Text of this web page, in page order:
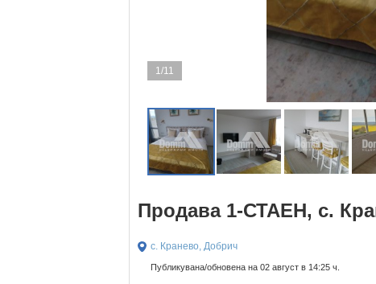
1/11
Продава 1-СТАЕН, с.
с. Кранево, Добрич
Публикувана/обновена на 02 август в 14:25 ч.